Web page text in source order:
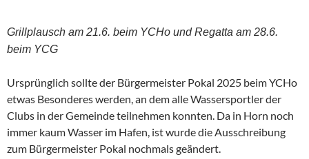
Grillplausch am 21.6. beim YCHo und Regatta am 28.6.
beim YCG
Ursprünglich sollte der Bürgermeister Pokal 2025 beim YCHo
etwas Besonderes werden, an dem alle Wassersportler der
Clubs in der Gemeinde teilnehmen konnten. Da in Horn noch
immer kaum Wasser im Hafen, ist wurde die Ausschreibung
zum Bürgermeister Pokal nochmals geändert.